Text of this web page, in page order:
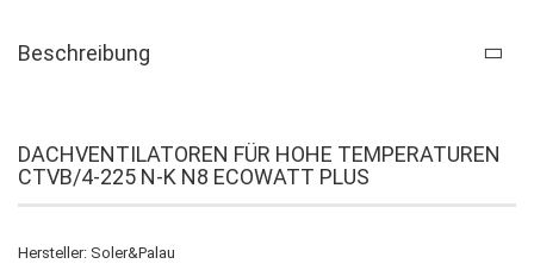
Beschreibung
DACHVENTILATOREN FÜR HOHE TEMPERATUREN
CTVB/4-225 N-K N8 ECOWATT PLUS
Hersteller: Soler&Palau